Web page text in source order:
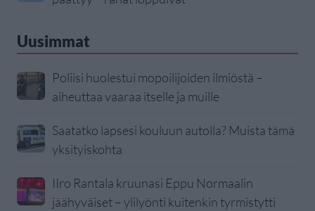
Uusimmat
Poliisi huolestui mopoilijoiden ilmiöstä –
aiheuttaa vaaraa itselle ja muille
Saatatko lapsesi kouluun autolla? Muista tämä
yksityiskohta
IIro Rantala kruunasi Eppu Normaalin
jäähyväiset – ylilyönti kuitenkin tyrmistytti